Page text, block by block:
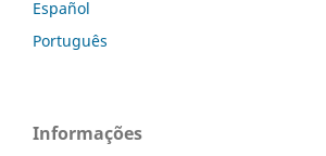
Español
Português
Informações